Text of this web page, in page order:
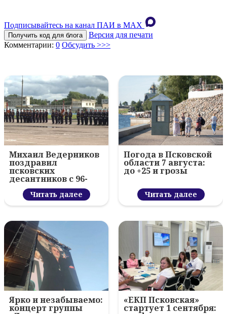
Подписывайтесь на канал ПАИ в MAХ
Получить код для блога
Версия для печати
Комментарии: 0 Обсудить >>>
Михаил Ведерников
поздравил
псковских
десантников с 96-
летием ВДВ и
вручил награды
Читать далее
Погода в Псковской
области 7 августа:
до +25 и грозы
Читать далее
Ярко и незабываемо:
концерт группы
«ЕКП Псковская»
стартует 1 сентября: